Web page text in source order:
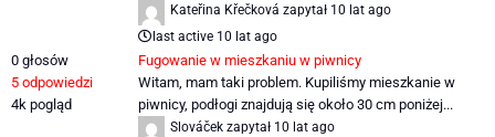
Kateřina Křečková zapytał 10 lat ago
last active 10 lat ago
0 głosów
5 odpowiedzi
4k pogląd
Fugowanie w mieszkaniu w piwnicy
Witam, mam taki problem. Kupiliśmy mieszkanie w
piwnicy, podłogi znajdują się około 30 cm poniżej...
Slováčekzapytał 10 lat ago